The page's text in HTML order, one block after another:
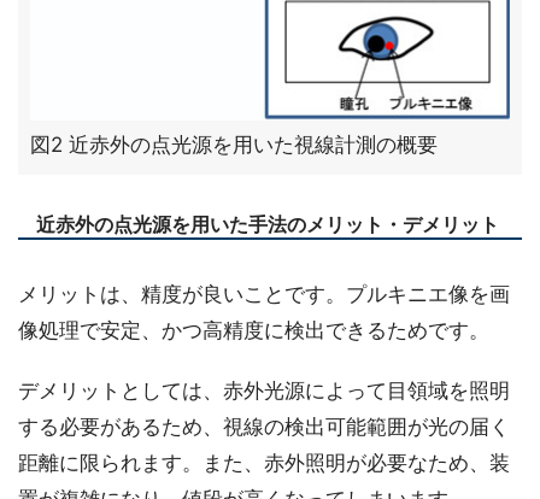
図2 近赤外の点光源を用いた視線計測の概要
近赤外の点光源を用いた手法のメリット・デメリット
メリットは、精度が良いことです。プルキニエ像を画
像処理で安定、かつ高精度に検出できるためです。
デメリットとしては、赤外光源によって目領域を照明
する必要があるため、視線の検出可能範囲が光の届く
距離に限られます。また、赤外照明が必要なため、装